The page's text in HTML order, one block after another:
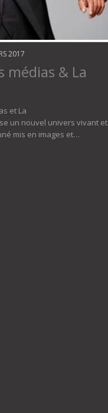
2017
médias & La
et La
un nouvel univers vivant et
mis en images et…